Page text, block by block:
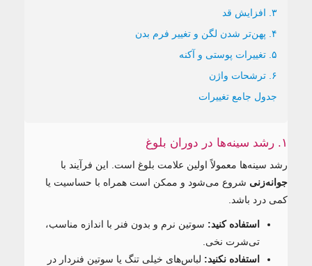
جدول جامع تغییرات
رشد سینه‌ها معمولاً اولین علامت بلوغ است. این فرآیند با
جوانه‌زنی شروع می‌شود و ممکن است همراه با حساسیت یا
کمی درد باشد.
استفاده کنید:سوتین نرم و بدون فنر با اندازه مناسب،
تی‌شرت نخی.
استفاده نکنید: لباس‌های خیلی تنگ یا سوتین فنردار در